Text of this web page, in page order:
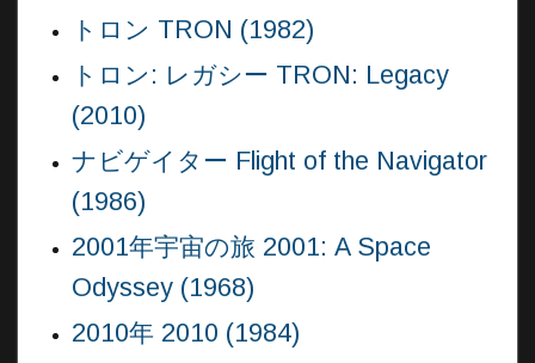
トロン TRON (1982)
トロン: レガシー TRON: Legacy
(2010)
ナビゲイター Flight of the Navigator
(1986)
2001年宇宙の旅 2001: A Space
Odyssey (1968)
2010年 2010 (1984)